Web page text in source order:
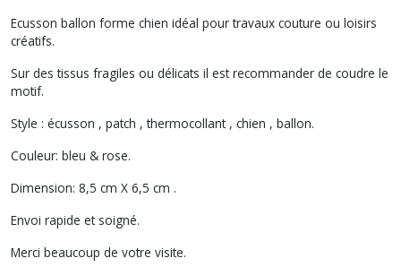
Ecusson ballon forme chien idéal pour travaux couture ou loisirs
créatifs.
Sur des tissus fragiles ou délicats il est recommander de coudre le
motif.
Style : écusson , patch , thermocollant , chien , ballon.
Couleur: bleu & rose.
Dimension: 8,5 cm X 6,5 cm .
Envoi rapide et soigné.
Merci beaucoup de votre visite.